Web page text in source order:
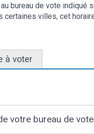
bureau de vote indiqué
certaines villes, cet
à voter
votre bureau de vote